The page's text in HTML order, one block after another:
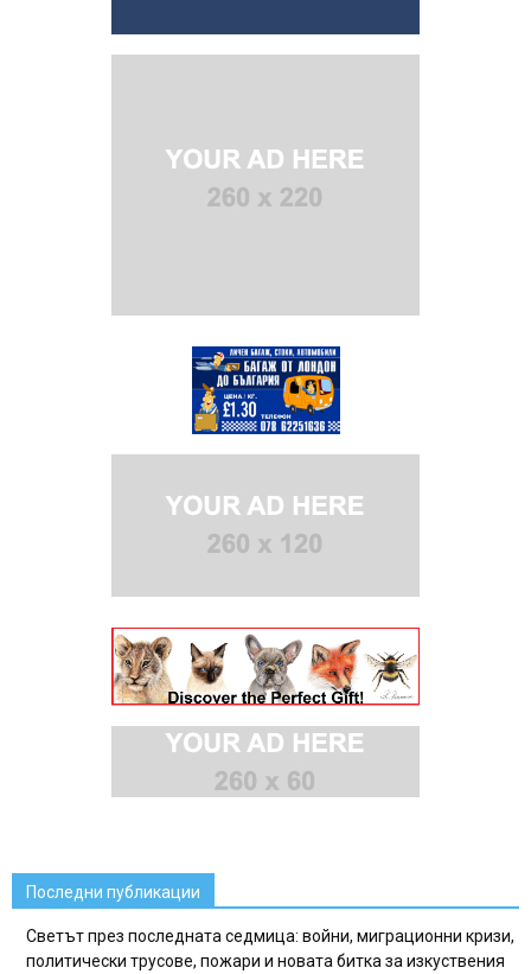
Последни публикации
Светът през последната седмица: войни, миграционни кризи,
политически трусове, пожари и новата битка за изкуствения